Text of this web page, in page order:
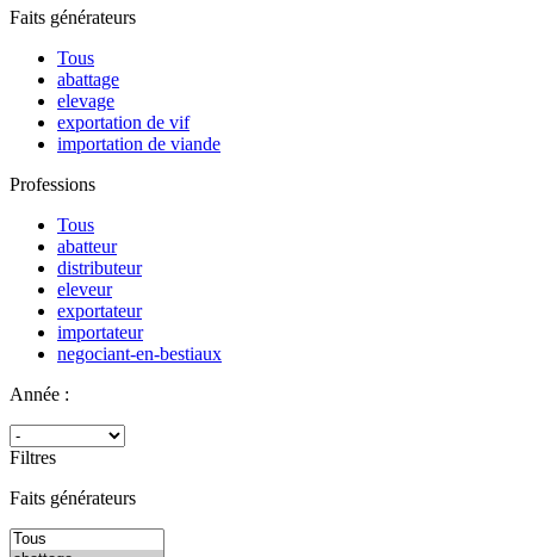
Faits générateurs
Tous
abattage
elevage
exportation de vif
importation de viande
Professions
Tous
abatteur
distributeur
eleveur
exportateur
importateur
negociant-en-bestiaux
Année :
Filtres
Faits générateurs